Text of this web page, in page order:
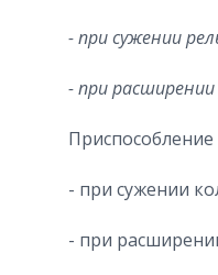
- при сужении
- при
- при сужении
- при